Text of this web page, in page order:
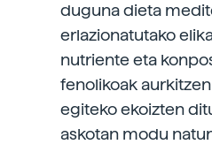
duguna dieta
erlazionatutako
nutriente eta
fenolikoak
egiteko ekoizten
askotan modu